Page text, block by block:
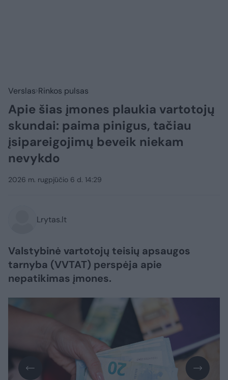
Verslas Rinkos pulsas
Apie šias įmones plaukia vartotojų
skundai: paima pinigus, tačiau
įsipareigojimų beveik niekam
nevykdo
2026 m. rugpjūčio 6 d. 14:29
Lrytas.lt
Valstybinė vartotojų teisių apsaugos
tarnyba (VVTAT) perspėja apie
nepatikimas įmones.